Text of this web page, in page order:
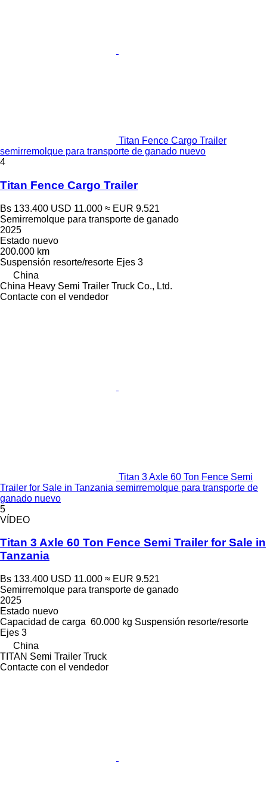
Titan Fence Cargo Trailer
semirremolque para transporte de ganado nuevo
4
Titan Fence Cargo Trailer
Bs 133.400 USD 11.000 ≈ EUR 9.521
Semirremolque para transporte de ganado
2025
Estado nuevo
200.000 km
Suspensión resorte/resorte Ejes 3
China
China Heavy Semi Trailer Truck Co., Ltd.
Contacte con el vendedor
Titan 3 Axle 60 Ton Fence Semi
Trailer for Sale in Tanzania semirremolque para transporte de
ganado nuevo
5
VÍDEO
Titan 3 Axle 60 Ton Fence Semi Trailer for Sale in
Tanzania
Bs 133.400 USD 11.000 ≈ EUR 9.521
Semirremolque para transporte de ganado
2025
Estado nuevo
Capacidad de carga 60.000 kg Suspensión resorte/resorte
Ejes 3
China
TITAN Semi Trailer Truck
Contacte con el vendedor